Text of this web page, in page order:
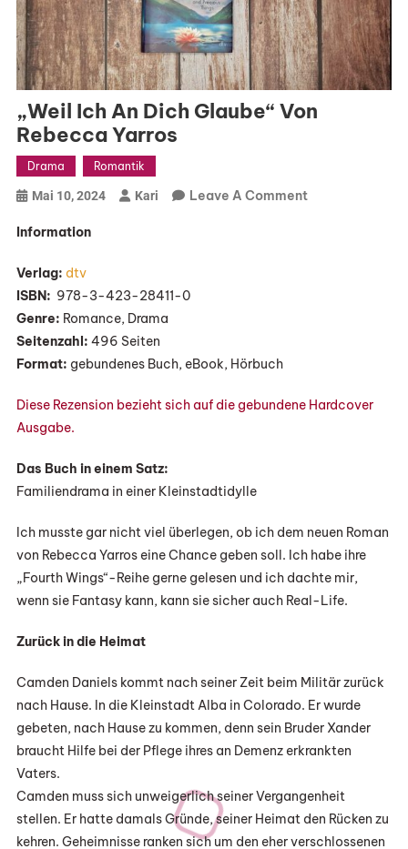
„Weil Ich An Dich Glaube“ Von
Rebecca Yarros
Drama Romantik
Mai 10, 2024 Kari Leave A CommentOn
Information
Verlag: dtv
ISBN: ‎ 978-3-423-28411-0
Genre: Romance, Drama
Seitenzahl: 496 Seiten
Format: gebundenes Buch, eBook, Hörbuch
Diese Rezension bezieht sich auf die gebundene Hardcover
Ausgabe.
Das Buch in einem Satz:
Familiendrama in einer Kleinstadtidylle
Ich musste gar nicht viel überlegen, ob ich dem neuen Roman
von Rebecca Yarros eine Chance geben soll. Ich habe ihre
„Fourth Wings“-Reihe gerne gelesen und ich dachte mir,
wenn sie Fantasy kann, kann sie sicher auch Real-Life.
Zurück in die Heimat
Camden Daniels kommt nach seiner Zeit beim Militär zurück
nach Hause. In die Kleinstadt Alba in Colorado. Er wurde
gebeten, nach Hause zu kommen, denn sein Bruder Xander
braucht Hilfe bei der Pflege ihres an Demenz erkrankten
Vaters.
Camden muss sich unweigerlich seiner Vergangenheit
stellen. Er hatte damals Gründe, seiner Heimat den Rücken zu
kehren. Geheimnisse ranken sich um den eher verschlossenen